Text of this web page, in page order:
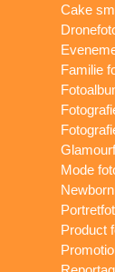
Cake
Familie
Mode
Product